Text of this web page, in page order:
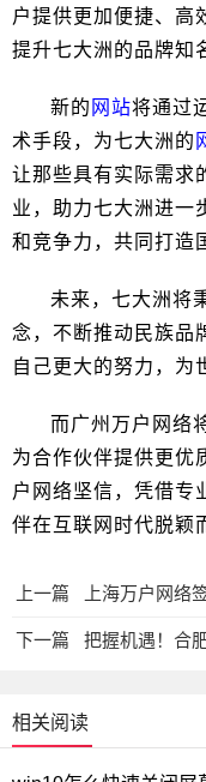
户提供更加便捷、高
提升七大洲的品牌知
新的 网站将通过
术手段，为七大洲的
让那些具有实际需求
业，助力七大洲进一
和竞争力，共同打造
未来，七大洲将
念，不断推动民族品
自己更大的努力，为
而广州万户网络
为合作伙伴提供更优
户网络坚信，凭借专
伴在互联网时代脱颖
上一篇
下一篇
相关阅读